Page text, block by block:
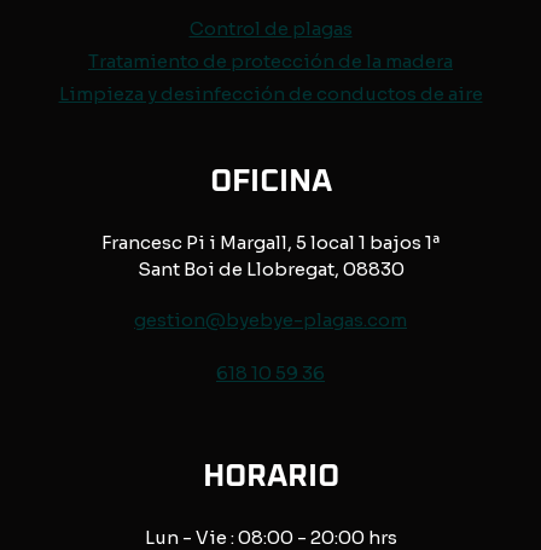
Control de plagas
Tratamiento de protección de la madera
Limpieza y desinfección de conductos de aire
OFICINA
Francesc Pi i Margall, 5 local 1 bajos 1ª
Sant Boi de Llobregat, 08830
gestion@byebye-plagas.com
618 10 59 36
HORARIO
Lun - Vie : 08:00 - 20:00 hrs